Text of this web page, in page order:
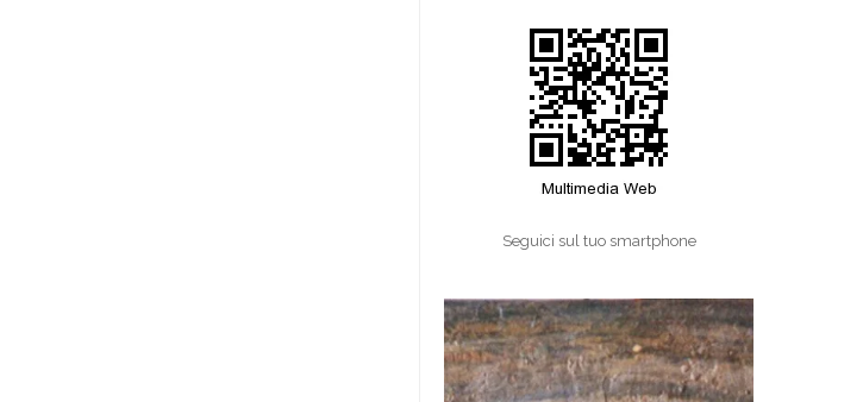
Seguici sul tuo smartphone